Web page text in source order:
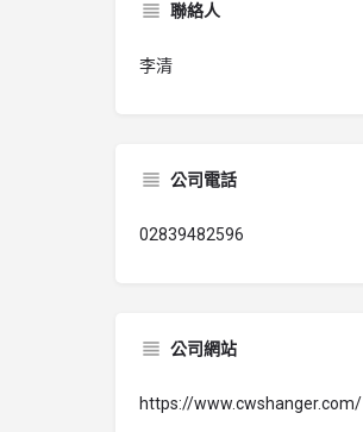
聯絡人
李清
公司電話
02839482596
公司網站
https://www.cwshanger.com/